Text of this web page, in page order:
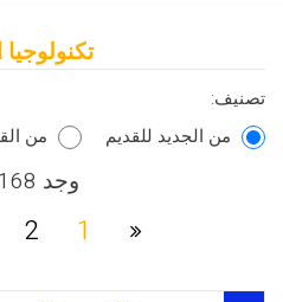
تكنولوجيا
تصنيف:
من الجديد للقديم
من
وجد 168 بنود
1
2